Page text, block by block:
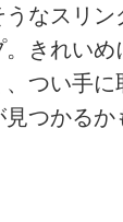
なスリン
。きれい
、つい手
つかるか